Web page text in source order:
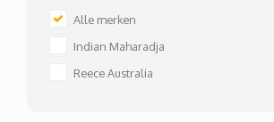
Alle merken
Indian Maharadja
Reece Australia